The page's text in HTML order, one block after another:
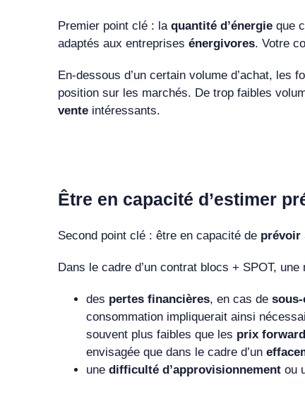
Premier point clé : la quantité d’énergieque
adaptés aux entreprises énergivores. Votre
En-dessous d’un certain volume d’achat, les
position sur les marchés. De trop faibles
vente intéressants.
Être en capacité d’estimer
Second point clé : être en capacité de prévoir
Dans le cadre d’un contrat blocs + SPOT, une
des pertes financières, en cas de sous-
consommation impliquerait ainsi
souvent plus faibles que les prix forward
envisagée que dans le cadre d’un
une difficulté d’approvisionnement ou